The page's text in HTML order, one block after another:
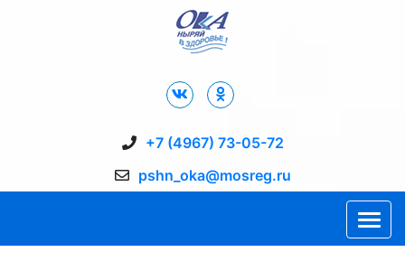
+7 (4967) 73-05-72
pshn_oka@mosreg.ru